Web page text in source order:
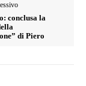
conclusa la
di Piero